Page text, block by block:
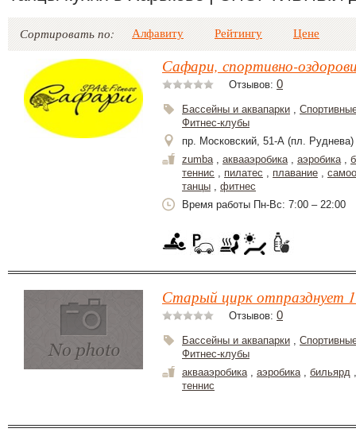
Сортировать по: Алфавиту Рейтингу Цене
Сафари, спортивно-
Отзывов: 0
Бассейны и аквапарки ,
Фитнес-клубы
пр. Московский, 51-А (пл. Руднева)
zumba, аквааэробика, аэробика,
теннис , пилатес , плавание ,
танцы , фитнес
Время работы Пн-Вс: 7:00 – 22:00
Старый цирк отпразднует
Отзывов: 0
Бассейны и аквапарки ,
Фитнес-клубы
аквааэробика, аэробика, бильярд
теннис